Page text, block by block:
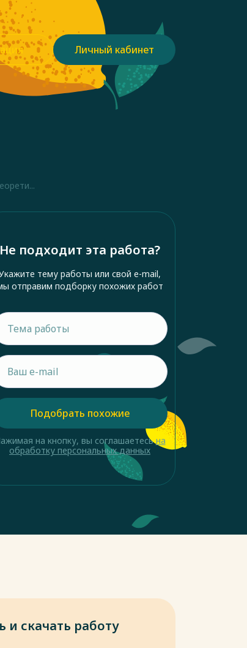
Личный кабинет
Не подходит эта работа?
тему работы или свой e-mail,
отправим подборку похожих работ
Подобрать похожие
на кнопку, вы соглашаетесьна
обработку персональных данных
и скачать работу